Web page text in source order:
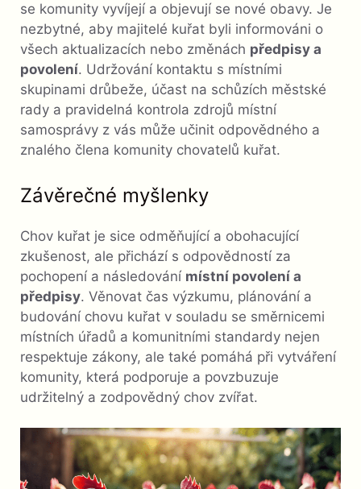
se komunity vyvíjejí a objevují se nové obavy. Je
nezbytné, aby majitelé kuřat byli informováni o
všech aktualizacích nebo změnách předpisy a
povolení. Udržování kontaktu s místními
skupinami drůbeže, účast na schůzích městské
rady a pravidelná kontrola zdrojů místní
samosprávy z vás může učinit odpovědného a
znalého člena komunity chovatelů kuřat.
Závěrečné myšlenky
Chov kuřat je sice odměňující a obohacující
zkušenost, ale přichází s odpovědností za
pochopení a následování místní povolení a
předpisy. Věnovat čas výzkumu, plánování a
budování chovu kuřat v souladu se směrnicemi
místních úřadů a komunitními standardy nejen
respektuje zákony, ale také pomáhá při vytváření
komunity, která podporuje a povzbuzuje
udržitelný a zodpovědný chov zvířat.